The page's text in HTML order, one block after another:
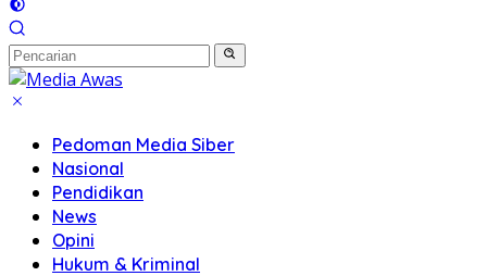
Pedoman Media Siber
Nasional
Pendidikan
News
Opini
Hukum & Kriminal